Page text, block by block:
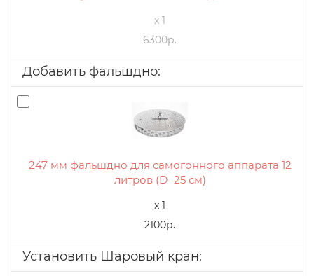
x 1
6300р.
Добавить фальшдно:
247 мм фальшдно для самогонного аппарата 12
литров (D=25 см)
x 1
2100р.
Установить Шаровый кран: